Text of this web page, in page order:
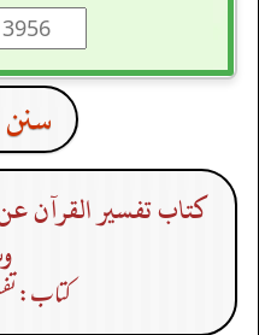
كتاب تفسير القرآن
کتاب: